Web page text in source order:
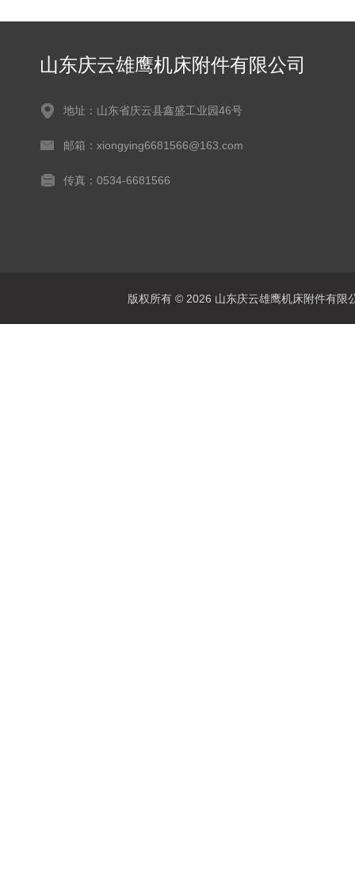
山东庆云雄鹰机床附件有限公司
地址：山东省庆云县鑫盛工业园46号
邮箱：xiongying6681566@163.com
传真：0534-6681566
版权所有 © 2026 山东庆云雄鹰机床附件有